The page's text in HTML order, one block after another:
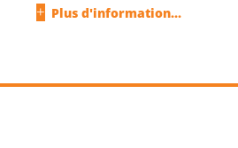
Plus d'information...